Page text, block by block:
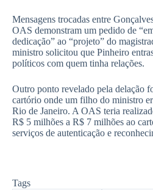
Mensagens trocadas entre
OAS demonstram um pedido de
dedicação” ao “projeto” do
ministro solicitou que Pinheiro
políticos com quem tinha relações.
Outro ponto revelado pela delação
cartório onde um filho do ministro
Rio de Janeiro. A OAS teria
R$ 5 milhões a R$ 7 milhões ao
serviços de autenticação e
Tags